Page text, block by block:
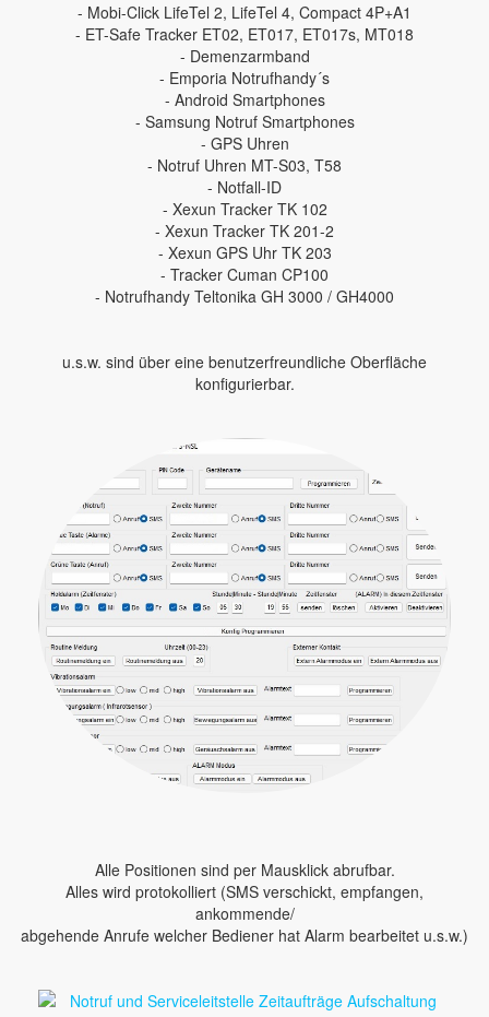
- Mobi-Click LifeTel 2, LifeTel 4, Compact 4P+A1
- ET-Safe Tracker ET02, ET017, ET017s, MT018
- Demenzarmband
- Emporia Notrufhandy´s
- Android Smartphones
- Samsung Notruf Smartphones
- GPS Uhren
- Notruf Uhren MT-S03, T58
- Notfall-ID
- Xexun Tracker TK 102
- Xexun Tracker TK 201-2
- Xexun GPS Uhr TK 203
- Tracker Cuman CP100
- Notrufhandy Teltonika GH 3000 / GH4000
u.s.w. sind über eine benutzerfreundliche Oberfläche
konfigurierbar.
Alle Positionen sind per Mausklick abrufbar.
Alles wird protokolliert (SMS verschickt, empfangen,
ankommende/
abgehende Anrufe welcher Bediener hat Alarm bearbeitet u.s.w.)